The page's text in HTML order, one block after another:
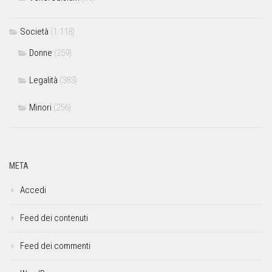
Società (1.118)
Donne (259)
Legalità (383)
Minori (256)
META
Accedi
Feed dei contenuti
Feed dei commenti